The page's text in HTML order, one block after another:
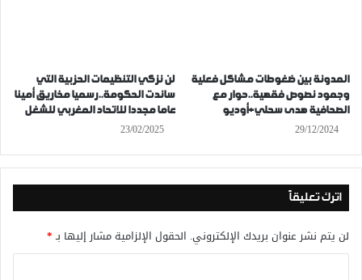
المدونة بين ضغوطات مشاكل فعلية
وجمود نصوص فقهية..حوار مع
الصحافية هدى سحلي+أوديو
29/12/2024
لن نزكي التنظيمات الحزبية التي
ساندت الحكومة..رسميا مخاريق أمينا
عاما مجددا للاتحاد المغربي للشغل
23/02/2025
اترك تعليقاً
لن يتم نشر عنوان بريدك الإلكتروني. الحقول الإلزامية مشار إليها بـ*